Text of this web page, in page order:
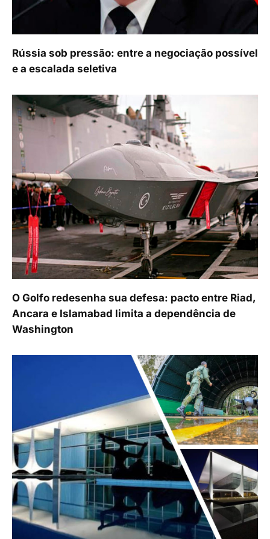
Rússia sob pressão: entre a negociação possível
e a escalada seletiva
O Golfo redesenha sua defesa: pacto entre Riad,
Ancara e Islamabad limita a dependência de
Washington